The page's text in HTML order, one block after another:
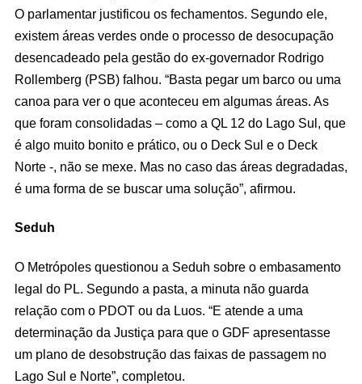
O parlamentar justificou os fechamentos. Segundo ele,
existem áreas verdes onde o processo de desocupação
desencadeado pela gestão do ex-governador Rodrigo
Rollemberg (PSB) falhou. “Basta pegar um barco ou uma
canoa para ver o que aconteceu em algumas áreas. As
que foram consolidadas – como a QL 12 do Lago Sul, que
é algo muito bonito e prático, ou o Deck Sul e o Deck
Norte -, não se mexe. Mas no caso das áreas degradadas,
é uma forma de se buscar uma solução”, afirmou.
Seduh
O Metrópoles questionou a Seduh sobre o embasamento
legal do PL. Segundo a pasta, a minuta não guarda
relação com o PDOT ou da Luos. “E atende a uma
determinação da Justiça para que o GDF apresentasse
um plano de desobstrução das faixas de passagem no
Lago Sul e Norte”, completou.